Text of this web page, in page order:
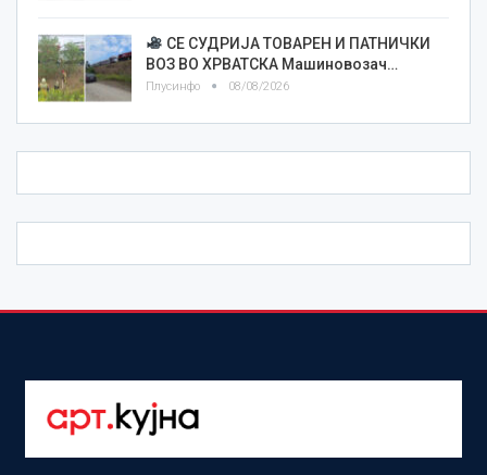
СЕ СУДРИЈА ТОВАРЕН И ПАТНИЧКИ
ВОЗ ВО ХРВАТСКА Машиновозач…
Плусинфо 08/08/2026